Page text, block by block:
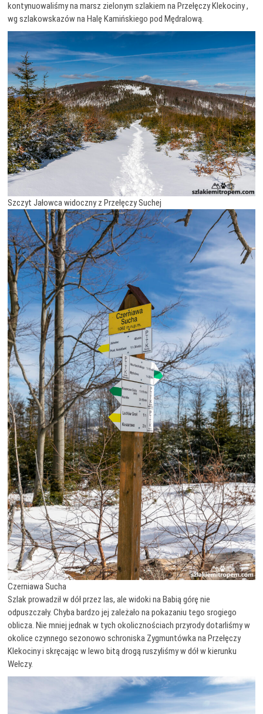
kontynuowaliśmy na marsz zielonym szlakiem na Przełęczy Klekociny ,
wg szlakowskazów na Halę Kamińskiego pod Mędralową.
Szczyt Jałowca widoczny z Przełęczy Suchej
Czerniawa Sucha
Szlak prowadził w dół przez las, ale widoki na Babią górę nie
odpuszczały. Chyba bardzo jej zależało na pokazaniu tego srogiego
oblicza. Nie mniej jednak w tych okolicznościach przyrody dotarliśmy w
okolice czynnego sezonowo schroniska Zygmuntówka na Przełęczy
Klekociny i skręcając w lewo bitą drogą ruszyliśmy w dół w kierunku
Wełczy.